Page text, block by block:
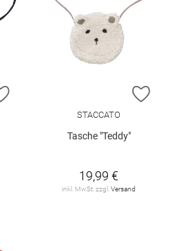
ZUR WUNSCHLISTE HINZUFÜGEN
ZUR
STACCATO
Tasche "Teddy"
19,99 €
inkl. MwSt. zzgl.Versand